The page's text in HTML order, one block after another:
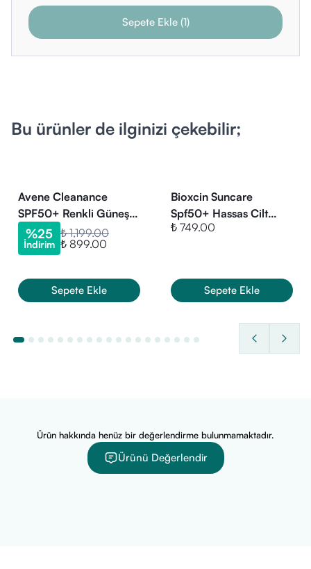
Sepete Ekle(1)
Bu ürünler de ilginizi çekebilir;
Avene Cleanance
SPF50+ Renkli Güneş
Kremi 50 ml
%25
İndirim
₺ 1,199.00
₺ 899.00
Sepete Ekle
Bioxcin Suncare
Spf50+ Hassas Cilt
Güneş Kremi 50 ml
₺ 749.00
Sepete Ekle
Ürün hakkında henüz bir değerlendirme bulunmamaktadır.
Ürünü Değerlendir